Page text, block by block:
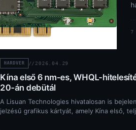
7
HARDVER // 2026.04.29
Kína első 6 nm-es, WHQL-
20-án debütál
A Lisuan Technologies hivatalosan is
jelzésű grafikus kártyát, amely Kína első,